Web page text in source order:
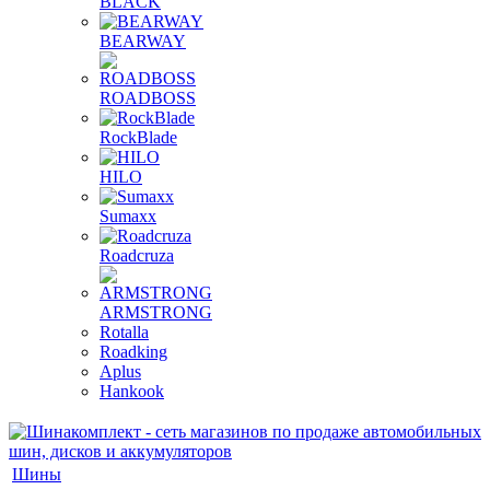
BEARWAY
ROADBOSS
RockBlade
HILO
Sumaxx
Roadcruza
ARMSTRONG
Rotalla
Roadking
Aplus
Hankook
Шины